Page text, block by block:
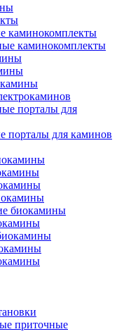
каминокомплекты
каминокомплекты
порталы для
порталы для каминов
биокамины
приточные